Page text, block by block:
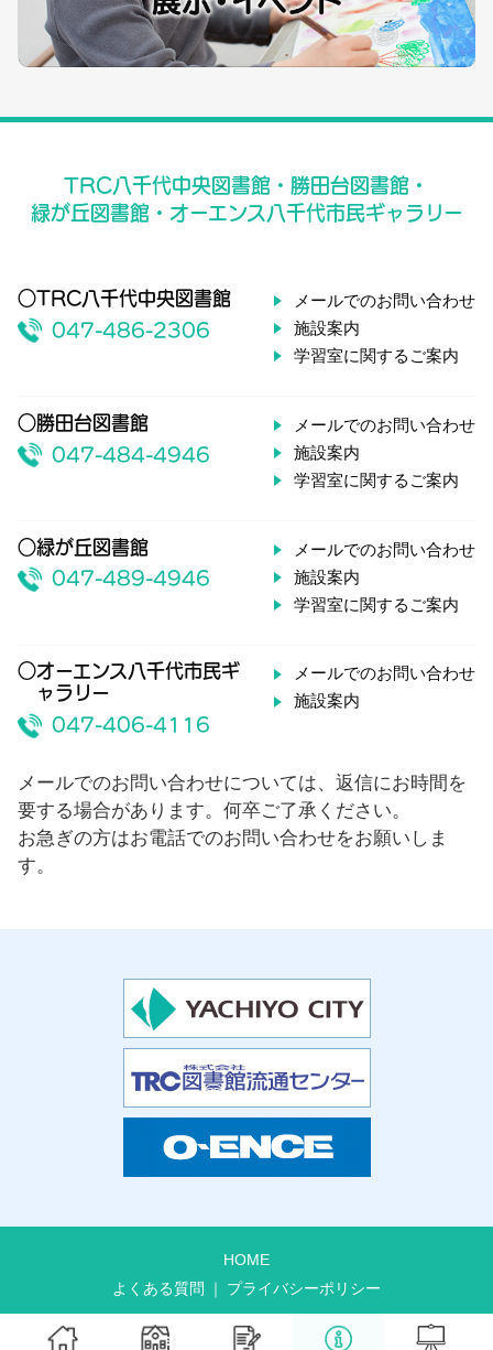
TRC八千代中央図書館・勝田台図書館・
緑が丘図書館・オーエンス八千代市民ギャラリー
○TRC八千代中央図書館
047-486-2306
メールでのお問い合わせ
施設案内
学習室に関するご案内
○勝田台図書館
047-484-4946
メールでのお問い合わせ
施設案内
学習室に関するご案内
○緑が丘図書館
047-489-4946
メールでのお問い合わせ
施設案内
学習室に関するご案内
○オーエンス八千代市民ギ
ャラリー
047-406-4116
メールでのお問い合わせ
施設案内
メールでのお問い合わせについては、返信にお時間を
要する場合があります。何卒ご了承ください。
お急ぎの方はお電話でのお問い合わせをお願いしま
す。
HOME
よくある質問
プライバシーポリシー